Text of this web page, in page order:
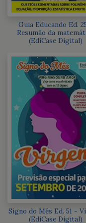
Guia Educando Ed.
Resumão da
(EdiCase Digital)
Signo do Mês Ed. 51 -
(EdiCase Digital)